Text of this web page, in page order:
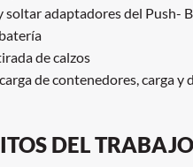
soltar adaptadores del Push-
de calzos
de contenedores, carga y
DEL TRABAJO